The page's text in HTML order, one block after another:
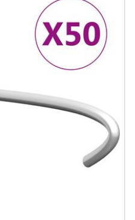
Colección de